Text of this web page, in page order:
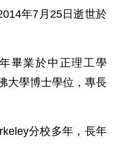
年7月25日逝世於
畢業於中正理工學
大學博士學位，專長
分校多年，長年